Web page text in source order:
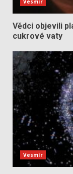
Vesmír
Vědci objevili
cukrové vaty
Vesmír